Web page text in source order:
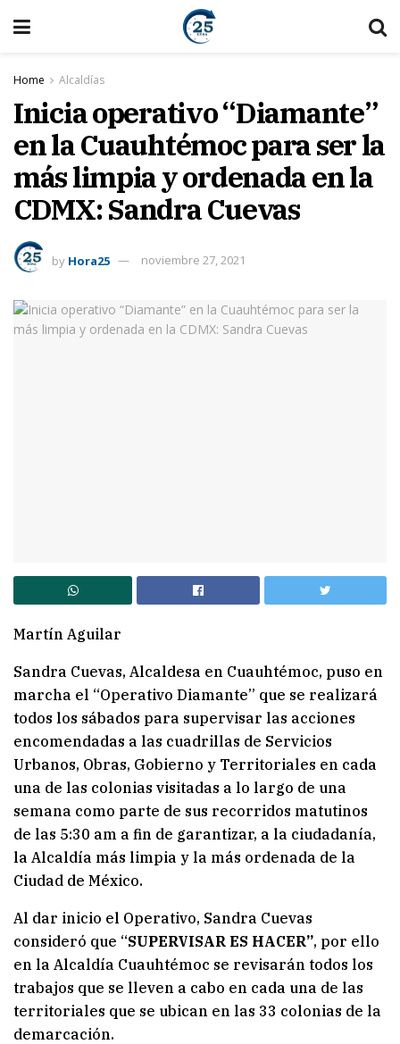
Home Alcaldías
Inicia operativo “Diamante”
en la Cuauhtémoc para ser la
más limpia y ordenada en la
CDMX: Sandra Cuevas
by Hora25 noviembre 27, 2021
Martín Aguilar
Sandra Cuevas, Alcaldesa en Cuauhtémoc, puso en
marcha el “Operativo Diamante” que se realizará
todos los sábados para supervisar las acciones
encomendadas a las cuadrillas de Servicios
Urbanos, Obras, Gobierno y Territoriales en cada
una de las colonias visitadas a lo largo de una
semana como parte de sus recorridos matutinos
de las 5:30 am a fin de garantizar, a la ciudadanía,
la Alcaldía más limpia y la más ordenada de la
Ciudad de México.
Al dar inicio el Operativo, Sandra Cuevas
consideró que “SUPERVISAR ES HACER”, por ello
en la Alcaldía Cuauhtémoc se revisarán todos los
trabajos que se lleven a cabo en cada una de las
territoriales que se ubican en las 33 colonias de la
demarcación.